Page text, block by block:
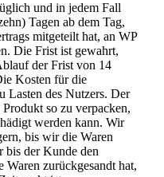
und in jedem Fall
Tagen ab dem Tag,
mitgeteilt hat, an WP
Die Frist ist gewahrt,
der Frist von 14
Kosten für die
Lasten des Nutzers. Der
so zu verpacken,
werden kann. Wir
bis wir die Waren
bis der Kunde den
Waren zurückgesandt hat,